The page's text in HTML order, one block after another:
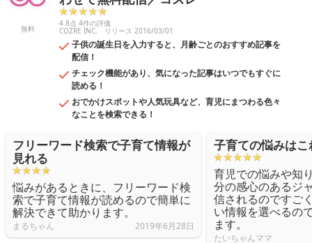
無料
4.8点 4件の評価
COZRE INC. リリース 2016/03/01
子供の誕生日を入力すると、月齢ごとのおすすめ記事を
配信！
チェック機能があり、気になった記事はいつでもすぐに
読める！
おでかけスポットや人気玩具など、育児にまつわる色々
なことを検索できる！
フリーワード検索で子育て情報が
見れる
悩みがあるときに、フリーワード検
索で子育て情報が読めるので簡単に
解決できて助かります。
まるちゃん 2019年6月28日
子育ての悩みは
育児での悩みや知
分の感心のあるジ
信されるのですご
い情報を選べるの
ます。
たいちゃんママ